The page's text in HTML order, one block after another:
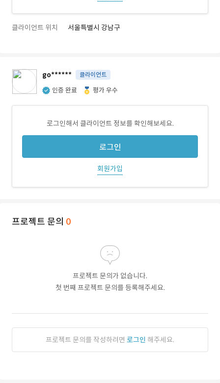
클라이언트 위치 서울특별시 강남구
go****** 클라이언트
인증 완료 평가 우수
로그인해서 클라이언트 정보를 확인해보세요.
로그인
회원가입
프로젝트 문의 0
프로젝트 문의가 없습니다.
첫 번째 프로젝트 문의를 등록해주세요.
프로젝트 문의를 작성하려면 로그인 해주세요.